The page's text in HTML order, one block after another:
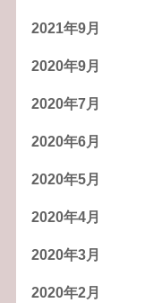
2021年9月
2020年9月
2020年7月
2020年6月
2020年5月
2020年4月
2020年3月
2020年2月